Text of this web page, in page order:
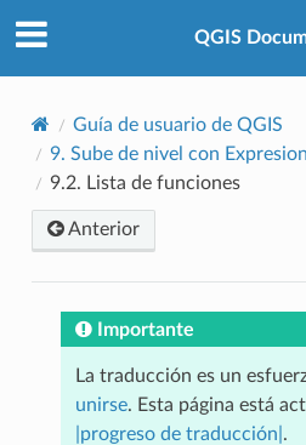
QGIS
Guía de usuario de QGIS
9. Sube de nivel con
9.2. Lista de funciones
Anterior
Importante
La traducción es un
unirse. Esta página está
|progreso de traducción| .